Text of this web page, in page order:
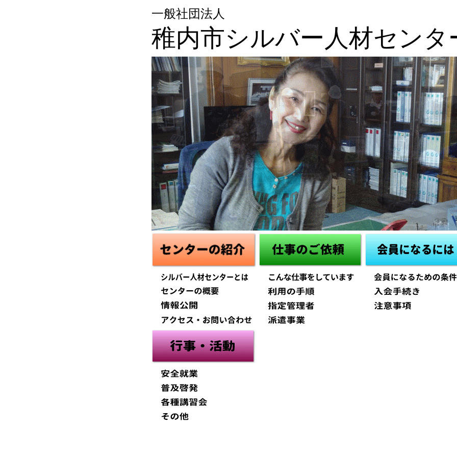
一般社団法人
稚内市シルバー人材センタ